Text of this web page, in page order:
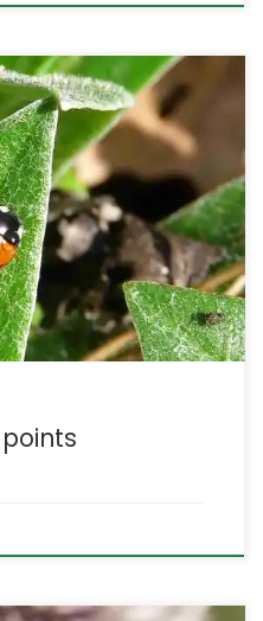
dès sa plus tendre enfance.
que l’on puisse
cinquantaine d’espèces qui
Linnaeus,1758.
Coléoptère Famille des
de genre Coccinella vient du